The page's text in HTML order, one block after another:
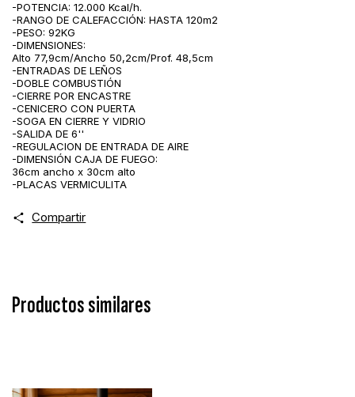
-POTENCIA: 12.000 Kcal/h.
-RANGO DE CALEFACCIÓN: HASTA 120m2
-PESO: 92KG
-DIMENSIONES:
Alto 77,9cm/Ancho 50,2cm/Prof. 48,5cm
-ENTRADAS DE LEÑOS
-DOBLE COMBUSTIÓN
-CIERRE POR ENCASTRE
-CENICERO CON PUERTA
-SOGA EN CIERRE Y VIDRIO
-SALIDA DE 6''
-REGULACION DE ENTRADA DE AIRE
-DIMENSIÓN CAJA DE FUEGO:
36cm ancho x 30cm alto
-PLACAS VERMICULITA
Compartir
Productos similares